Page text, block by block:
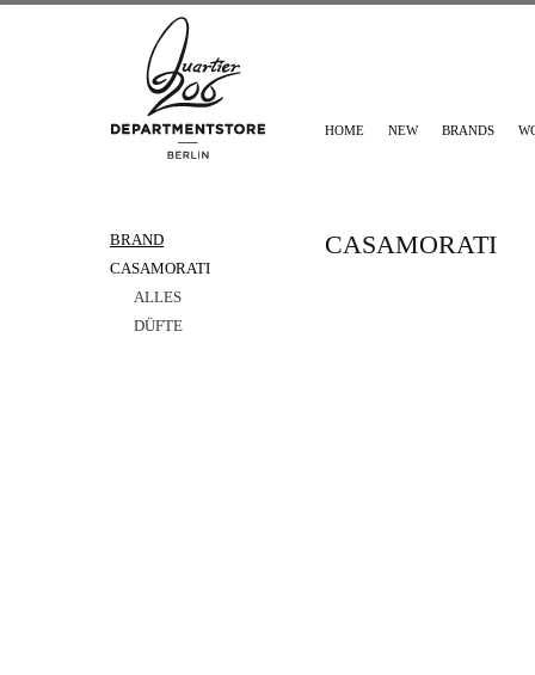
HOME NEW BRANDS
BRAND
CASAMORATI
ALLES
DÜFTE
CASAMORATI